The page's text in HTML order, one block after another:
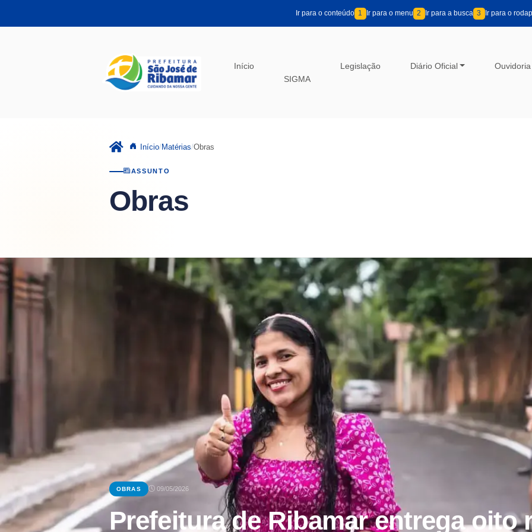
Ir para o conteúdo 1 Ir para o menu 2 Ir para a busca 3 Ir para o
Início
SIGMA
Legislação Diário Oficial Ouvidoria
Início Matérias Obras
ASSUNTO
Obras
OBRAS 09/05/2026
Prefeitura de Ribamar entrega oito